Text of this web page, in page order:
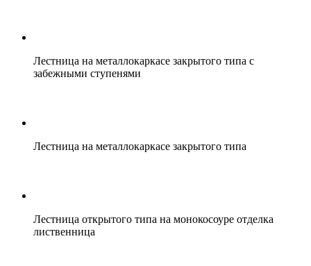
Лестница на металлокаркасе закрытого типа с
забежными ступенями
Лестница на металлокаркасе закрытого типа
Лестница открытого типа на монокосоуре отделка
лиственница